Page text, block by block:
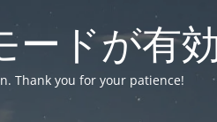
ードが有
Thank you for your patience!